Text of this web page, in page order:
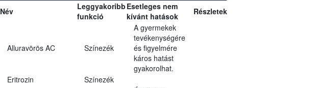
Név
Leggyakoribb
funkció
Esetleges nem
kívánt hatások
Részletek
Alluravörös AC Színezék
A gyermekek
tevékenységére
és figyelmére
káros hatást
gyakorolhat.
Eritrozin Színezék